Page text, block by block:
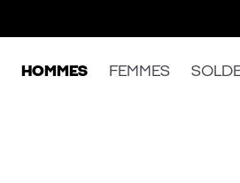
HOMMES FEMMES